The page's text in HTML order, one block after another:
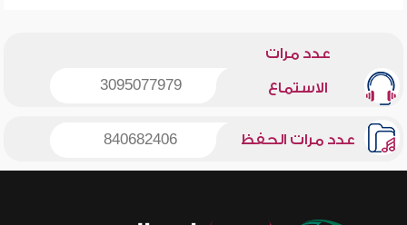
عدد مرات
الاستماع 3095077979
عدد مرات الحفظ 840682406